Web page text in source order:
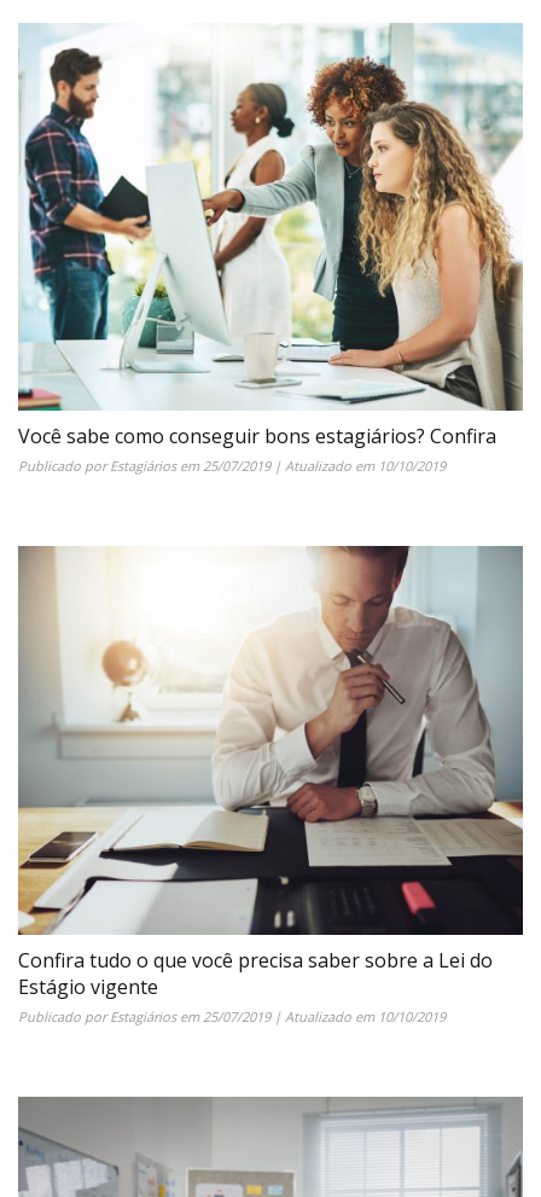
Você sabe como conseguir bons estagiários? Confira
Publicado porEstagiáriosem25/07/2019| Atualizado em 10/10/2019
Confira tudo o que você precisa saber sobre a Lei do
Estágio vigente
Publicado porEstagiáriosem 25/07/2019| Atualizado em 10/10/2019